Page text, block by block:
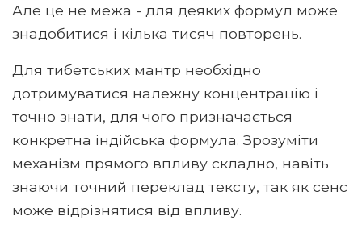
Але це не межа - для деяких формул може
знадобитися і кілька тисяч повторень.
Для тибетських мантр необхідно
дотримуватися належну концентрацію і
точно знати, для чого призначається
конкретна індійська формула. Зрозуміти
механізм прямого впливу складно, навіть
знаючи точний переклад тексту, так як сенс
може відрізнятися від впливу.